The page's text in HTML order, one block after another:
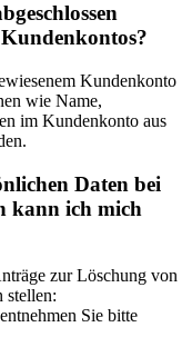
Kundenkonto
wie Name,
im Kundenkonto aus
Daten bei
kann ich mich
zur Löschung von
stellen:
Sie bitte